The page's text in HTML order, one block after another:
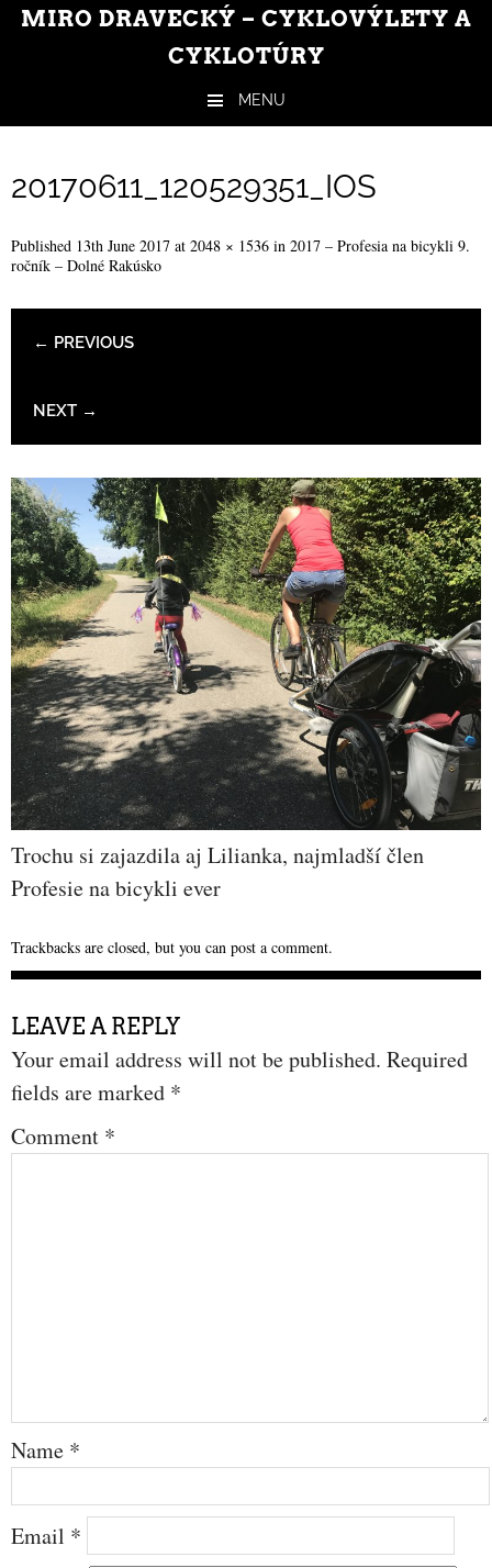
MIRO DRAVECKÝ – CYKLOVÝLETY A
CYKLOTÚRY
MENU
20170611_120529351_IOS
Published 13th June 2017 at 2048 × 1536 in 2017 – Profesia na bicykli 9.
ročník – Dolné Rakúsko
← PREVIOUS
NEXT →
Trochu si zajazdila aj Lilianka, najmladší člen
Profesie na bicykli ever
Trackbacks are closed, but you can post a comment.
LEAVE A REPLY
Your email address will not be published. Required
fields are marked *
Comment *
Name *
Email *